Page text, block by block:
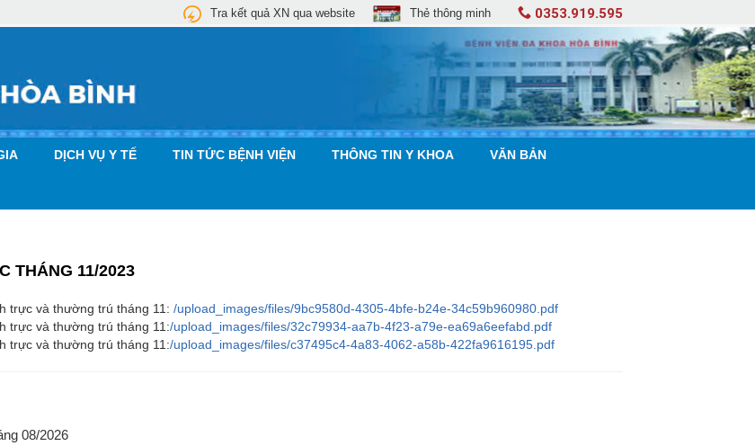
0353.919.595
Tra kết quả XN qua website Thẻ thông minh
DỊCH VỤ Y TẾ TIN TỨC BỆNH VIỆN THÔNG TIN Y KHOA VĂN BẢN
THÁNG 11/2023
trực và thường trú tháng 11: /upload_images/files/9bc9580d-4305-4bfe-b24e-34c59b960980.pdf
trực và thường trú tháng 11:/upload_images/files/32c79934-aa7b-4f23-a79e-ea69a6eefabd.pdf
trực và thường trú tháng 11:/upload_images/files/c37495c4-4a83-4062-a58b-422fa9616195.pdf
08/2026